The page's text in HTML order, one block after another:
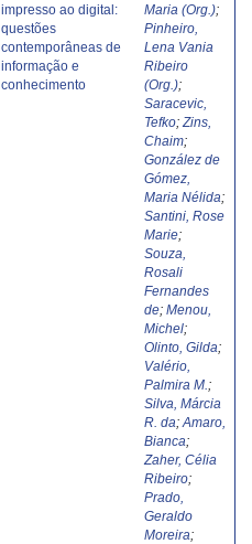
impresso ao digital:
questões
contemporâneas de
informação e
conhecimento
Maria (Org.);
Pinheiro,
Lena Vania
Ribeiro
(Org.);
Saracevic,
Tefko; Zins,
Chaim;
González de
Gómez,
Maria Nélida;
Santini, Rose
Marie;
Souza,
Rosali
Fernandes
de; Menou,
Michel;
Olinto, Gilda;
Valério,
Palmira M. ;
Silva, Márcia
R. da; Amaro,
Bianca;
Zaher, Célia
Ribeiro;
Prado,
Geraldo
Moreira;